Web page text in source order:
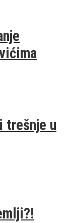
trešnje u